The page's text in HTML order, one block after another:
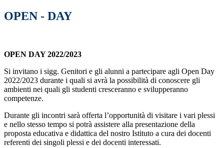
OPEN - DAY
OPEN DAY 2022/2023
Si invitano i sigg. Genitori e gli alunni a partecipare agli Open Day
2022/2023 durante i quali si avrà la possibilità di conoscere gli
ambienti nei quali gli studenti cresceranno e svilupperanno
competenze.
Durante gli incontri sarà offerta l’opportunità di visitare i vari plessi
e nello stesso tempo si potrà assistere alla presentazione della
proposta educativa e didattica del nostro Istituto a cura dei docenti
referenti dei singoli plessi e dei docenti interessati.